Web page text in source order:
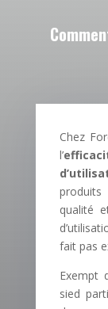
Chez
l’
qualité
fait pas
Exempt
sied